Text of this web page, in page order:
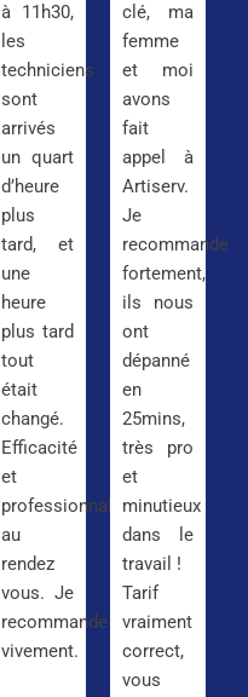
à 11h30,
les
techniciens
sont
arrivés
un quart
d’heure
plus
tard, et
une
heure
plus tard
tout
était
changé.
Efficacité
et
professionnalisme
au
rendez
vous. Je
recommande
vivement.
clé, ma
femme
et moi
avons
fait
appel à
Artiserv.
Je
recommande
fortement,
ils nous
ont
dépanné
en
25mins,
très pro
et
minutieux
dans le
travail !
Tarif
vraiment
correct,
vous